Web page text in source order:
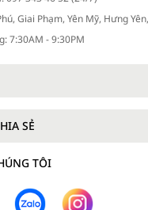
Giai Phạm, Yên Mỹ, Hưng
7:30AM - 9:30PM
SẺ
TÔI